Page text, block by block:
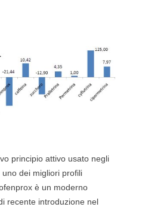
principio attivo usato negli
dei migliori profili
è un moderno
recente introduzione nel